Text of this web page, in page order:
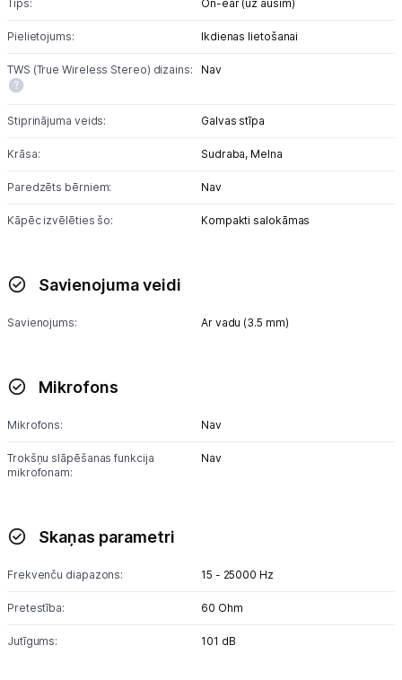
Bezvadu skaļruņi
Mikrofoni
Stacionārie datori un piederumi
Projektori un ekrāni
Drukas iekārtas
Biroja piederumi
Telefoni, planšetdatori
Tips: On-ear (uz ausīm)
Pielietojums: Ikdienas lietošanai
TWS (True Wireless Stereo) dizains: Nav
Stiprinājuma veids: Galvas stīpa
Krāsa: Sudraba, Melna
Paredzēts bērniem: Nav
Kāpēc izvēlēties šo: Kompakti salokāmas
Savienojuma veidi
Savienojums: Ar vadu (3.5 mm)
Mikrofons
Mikrofons: Nav
Trokšņu slāpēšanas funkcija
mikrofonam:
Nav
Skaņas parametri
Frekvenču diapazons: 15 - 25000 Hz
Pretestība: 60 Ohm
Jutīgums: 101 dB